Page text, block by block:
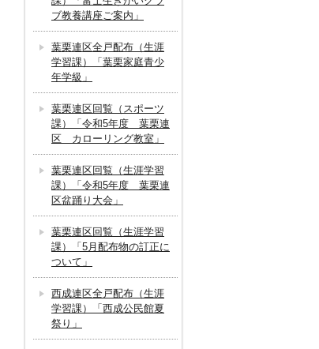
ブ教養講座ご案内」
葉栗連区全戸配布（生涯
学習課）「葉栗家庭青少
年学級」
葉栗連区回覧（スポーツ
課）「令和5年度 葉栗連
区 カローリング教室」
葉栗連区回覧（生涯学習
課）「令和5年度 葉栗連
区盆踊り大会」
葉栗連区回覧（生涯学習
課）「5月配布物の訂正に
ついて」
西成連区全戸配布（生涯
学習課）「西成公民館夏
祭り」